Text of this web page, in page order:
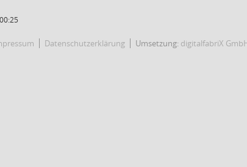
Datenschutzerklärung Umsetzung: digitalfabriX